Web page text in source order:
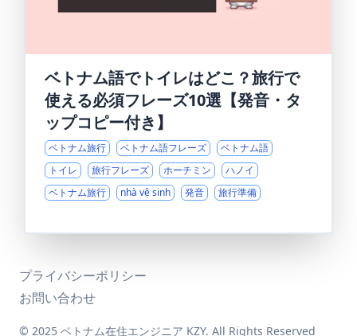
ベトナム語でトイレはどこ？旅行で
使える必須フレーズ10選【発音・タ
ップコピー付き】
ベトナム旅行 ベトナム語フレーズ
ベトナム語
トイレ
旅行フレーズ ホーチミン
ハノイ
ベトナム旅行
nhà vệ sinh 発音 旅行準備
プライバシーポリシー
お問い合わせ
© 2025 ベトナム在住エンジニア KZY. All Rights Reserved